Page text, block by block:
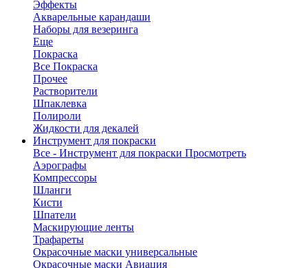
Эффекты
Акварельные карандаши
Наборы для везеринга
Еще
Покраска
Все Покраска
Прочее
Растворители
Шпаклевка
Полироли
Жидкости для декалей
Инструмент для покраски
Все - Инструмент для покраски Просмотреть
Аэрографы
Компрессоры
Шланги
Кисти
Шпатели
Маскирующие ленты
Трафареты
Окрасочные маски универсальные
Окрасочные маски Авиация